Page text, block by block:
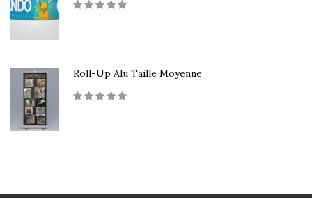
Roll-Up Alu Taille Moyenne